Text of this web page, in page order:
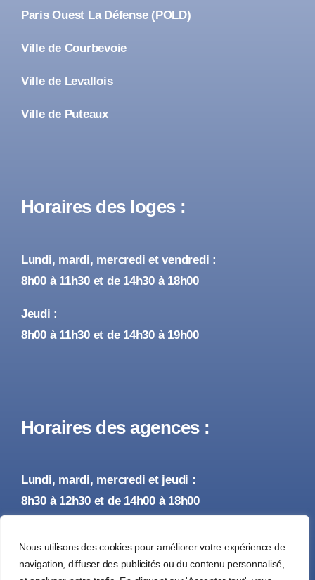
Nous utilisons des cookies pour améliorer votre expérience de
navigation, diffuser des publicités ou du contenu personnalisé,
Paris Ouest La Défense (POLD)
Ville de Courbevoie
Ville de Levallois
Ville de Puteaux
Horaires des loges :
Lundi, mardi, mercredi et vendredi :
8h00 à 11h30 et de 14h30 à 18h00
Jeudi :
8h00 à 11h30 et de 14h30 à 19h00
Horaires des agences :
Lundi, mardi, mercredi et jeudi :
8h30 à 12h30 et de 14h00 à 18h00
8h30 à 12h30 et de 14h00 à 17h00